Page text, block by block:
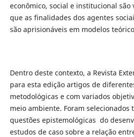
econômico, social e institucional são
que as finalidades dos agentes
são aprisionáveis em modelos
Dentro deste contexto, a Revista
para esta edição artigos de
metodológicas e com variados
meio ambiente. Foram
questões epistemológicas do
estudos de caso sobre a relação